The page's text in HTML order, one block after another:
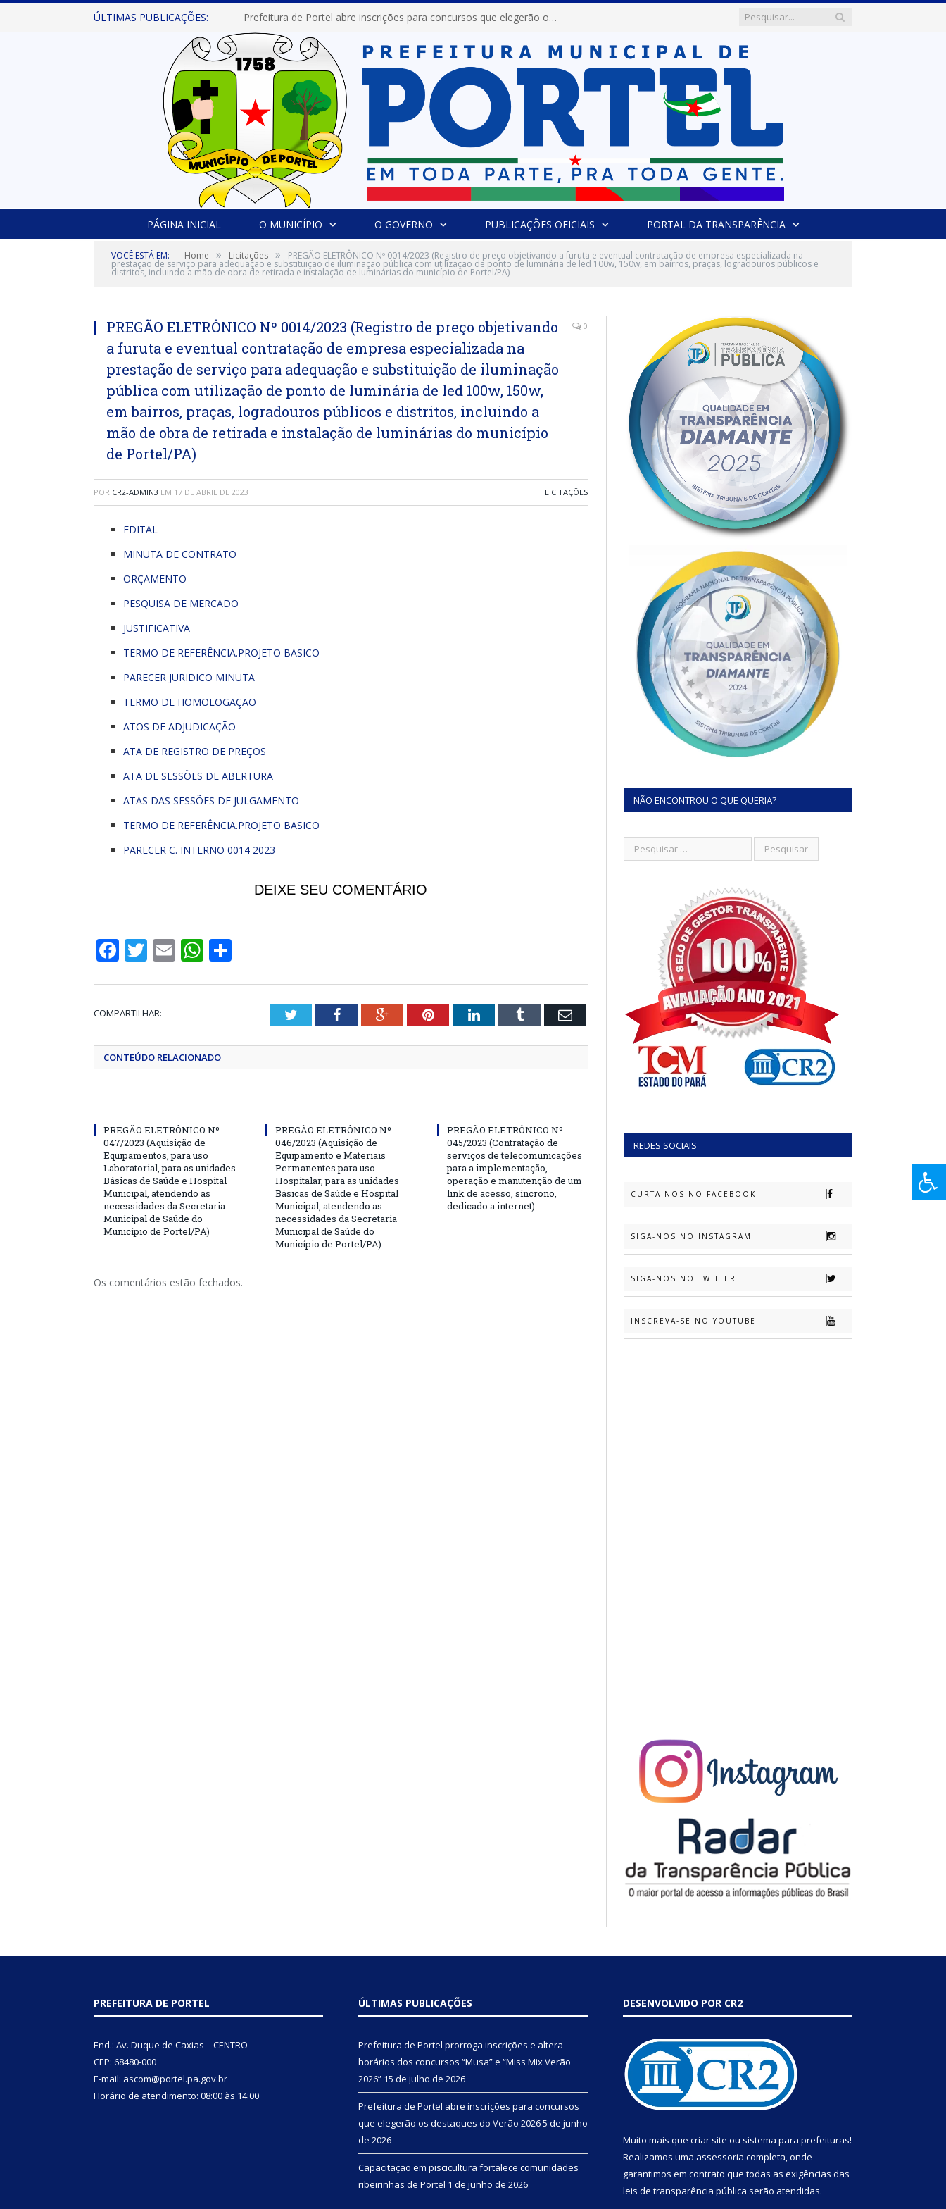
ÚLTIMAS PUBLICAÇÕES: Prefeitura de Portel abre inscrições para concursos que elegerão os destaques do Verão 2026
PÁGINA INICIAL O MUNICÍPIO O GOVERNO PUBLICAÇÕES OFICIAIS PORTAL DA TRANSPARÊNCIA
VOCÊ ESTÁ EM: Home » Licitações » PREGÃO ELETRÔNICO Nº 0014/2023 (Registro de preço objetivando a furuta e eventual contratação de empresa especializada na
prestação de serviço para adequação e substituição de iluminação pública com utilização de ponto de luminária de led 100w, 150w, em bairros, praças, logradouros públicos e
distritos, incluindo a mão de obra de retirada e instalação de luminárias do município de Portel/PA)
PREGÃO ELETRÔNICO Nº 0014/2023 (Registro de preço objetivando
a furuta e eventual contratação de empresa especializada na
prestação de serviço para adequação e substituição de iluminação
pública com utilização de ponto de luminária de led 100w, 150w,
em bairros, praças, logradouros públicos e distritos, incluindo a
mão de obra de retirada e instalação de luminárias do município
de Portel/PA)
0
POR CR2-ADMIN3 EM 17 DE ABRIL DE 2023 LICITAÇÕES
EDITAL
MINUTA DE CONTRATO
ORÇAMENTO
PESQUISA DE MERCADO
JUSTIFICATIVA
TERMO DE REFERÊNCIA.PROJETO BASICO
PARECER JURIDICO MINUTA
TERMO DE HOMOLOGAÇÃO
ATOS DE ADJUDICAÇÃO
ATA DE REGISTRO DE PREÇOS
ATA DE SESSÕES DE ABERTURA
ATAS DAS SESSÕES DE JULGAMENTO
TERMO DE REFERÊNCIA.PROJETO BASICO
PARECER C. INTERNO 0014 2023
DEIXE SEU COMENTÁRIO
Facebook
Twitter
EmailWhatsApp
COMPARTILHAR: TwitterFacebookGoogle+PinterestLinkedInTumblr Email
CONTEÚDO RELACIONADO
PREGÃO ELETRÔNICO Nº
047/2023 (Aquisição de
Equipamentos, para uso
Laboratorial, para as unidades
Básicas de Saúde e Hospital
Municipal, atendendo as
necessidades da Secretaria
Municipal de Saúde do
Município de Portel/PA)
PREGÃO ELETRÔNICO Nº
046/2023 (Aquisição de
Equipamento e Materiais
Permanentes para uso
Hospitalar, para as unidades
Básicas de Saúde e Hospital
Municipal, atendendo as
necessidades da Secretaria
Municipal de Saúde do
Município de Portel/PA)
PREGÃO ELETRÔNICO Nº
045/2023 (Contratação de
serviços de telecomunicações
para a implementação,
operação e manutenção de um
link de acesso, síncrono,
dedicado a internet)
Os comentários estão fechados.
NÃO ENCONTROU O QUE QUERIA?
REDES SOCIAIS
CURTA-NOS NO FACEBOOK
SIGA-NOS NO INSTAGRAM
SIGA-NOS NO TWITTER
INSCREVA-SE NO YOUTUBE
PREFEITURA DE PORTEL
End.: Av. Duque de Caxias – CENTRO
CEP: 68480-000
E-mail: ascom@portel.pa.gov.br
Horário de atendimento: 08:00 às 14:00
ÚLTIMAS PUBLICAÇÕES
Prefeitura de Portel prorroga inscrições e altera
horários dos concursos “Musa” e “Miss Mix Verão
2026” 15 de julho de 2026
Prefeitura de Portel abre inscrições para concursos
que elegerão os destaques do Verão 20265 de junho
de 2026
Capacitação em piscicultura fortalece comunidades
ribeirinhas de Portel 1 de junho de 2026
DESENVOLVIDO POR CR2
Muito mais que criar site ou sistema para prefeituras!
Realizamos uma assessoria completa, onde
garantimos em contrato que todas as exigências das
leis de transparência pública serão atendidas.